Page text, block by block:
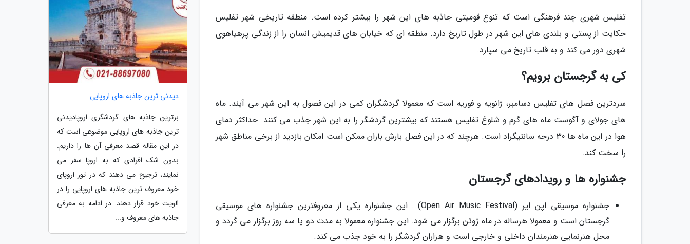
تفلیس شهری چند فرهنگی است که تنوع قومیتی جاذبه های این شهر را بیشتر کرده است. منطقه تاریخی شهر تفلیس
حکایت از پستی و بلندی های این شهر در طول تاریخ دارد. منطقه ای که خیابان های قدیمیش انسان را از زندگی پرهیاهوی
شهری دور می کند و به قلب تاریخ می سپارد.
کی به گرجستان برویم؟
سردترین فصل های تفلیس دسامبر، ژانویه و فوریه است که معمولا گردشگران کمی در این فصول به این شهر می آیند. ماه
های جولای و آگوست ماه های گرم و شلوغ تفلیس هستند که بیشترین گردشگر را به این شهر جذب می کنند. حداکثر دمای
هوا در این ماه ها 30 درجه سانتیگراد است. هرچند که در این فصل بارش باران ممکن است امکان بازدید از برخی مناطق شهر
را سخت کند.
جشنواره ها و رویدادهای گرجستان
جشنواره موسیقی اپن ایر (Open Air Music Festival) : این جشنواره یکی از معروفترین جشنواره های موسیقی
گرجستان است و معمولا هرساله در ماه ژوئن برگزار می شود. این جشنواره معمولا به مدت دو یا سه روز برگزار می گردد و
محل هنرنمایی هنرمندان داخلی و خارجی است و هزاران گردشگر را به خود جذب می کند.
دیدنی ترین جاذبه های اروپایی
برترین جاذبه های گردشگری اروپادیدنی
ترین جاذبه های اروپایی موضوعی است که
در این مقاله قصد معرفی آن ها را داریم.
بدون شک افرادی که به اروپا سفر می
نمایند، ترجیح می دهند که در تور اروپای
خود معروف ترین جاذبه های اروپایی را در
الویت خود قرار دهند. در ادامه به معرفی
جاذبه های معروف و...